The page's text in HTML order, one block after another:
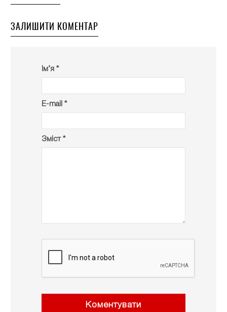
ЗАЛИШИТИ КОМЕНТАР
Ім’я *
E-mail *
Зміст *
Коментувати